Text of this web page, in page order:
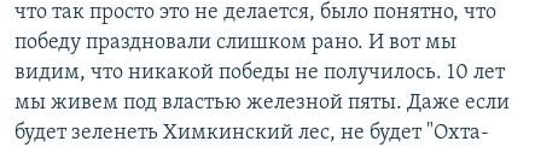
что так просто это не делается, было понятно, что
победу праздновали слишком рано. И вот мы
видим, что никакой победы не получилось. 10 лет
мы живем под властью железной пяты. Даже если
будет зеленеть Химкинский лес, не будет "Охта-